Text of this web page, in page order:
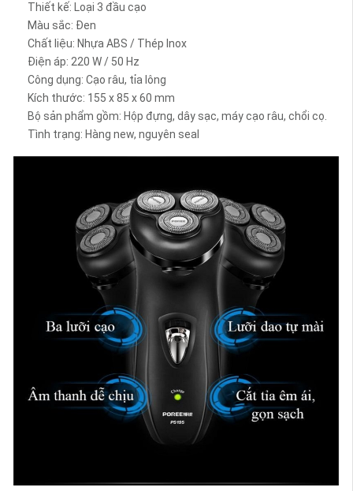
Thiết kế: Loại 3 đầu cạo
Màu sắc: Đen
Chất liệu: Nhựa ABS / Thép Inox
Điện áp: 220 W / 50 Hz
Công dụng: Cạo râu, tỉa lông
Kích thước: 155 x 85 x 60 mm
Bộ sản phẩm gồm: Hộp đựng, dây sạc, máy cạo râu, chổi cọ.
Tình trạng: Hàng new, nguyên seal